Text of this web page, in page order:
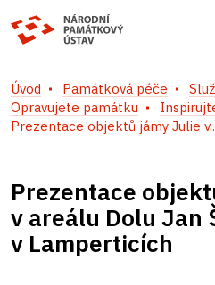
Úvod Památková péče
Opravujete památku
Prezentace objektů jámy Julie
Prezentace
v areálu Dolu Jan
v Lamperticích